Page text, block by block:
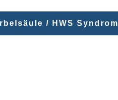
/ HWS Syndrom